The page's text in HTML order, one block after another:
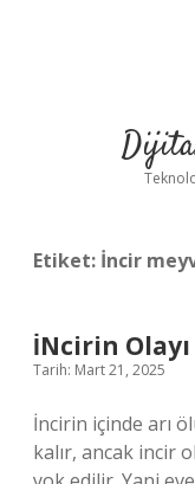
Etiket: İncir
İNcirin
Tarih: Mart 21, 2025
İncirin içinde arı
kalır, ancak incir